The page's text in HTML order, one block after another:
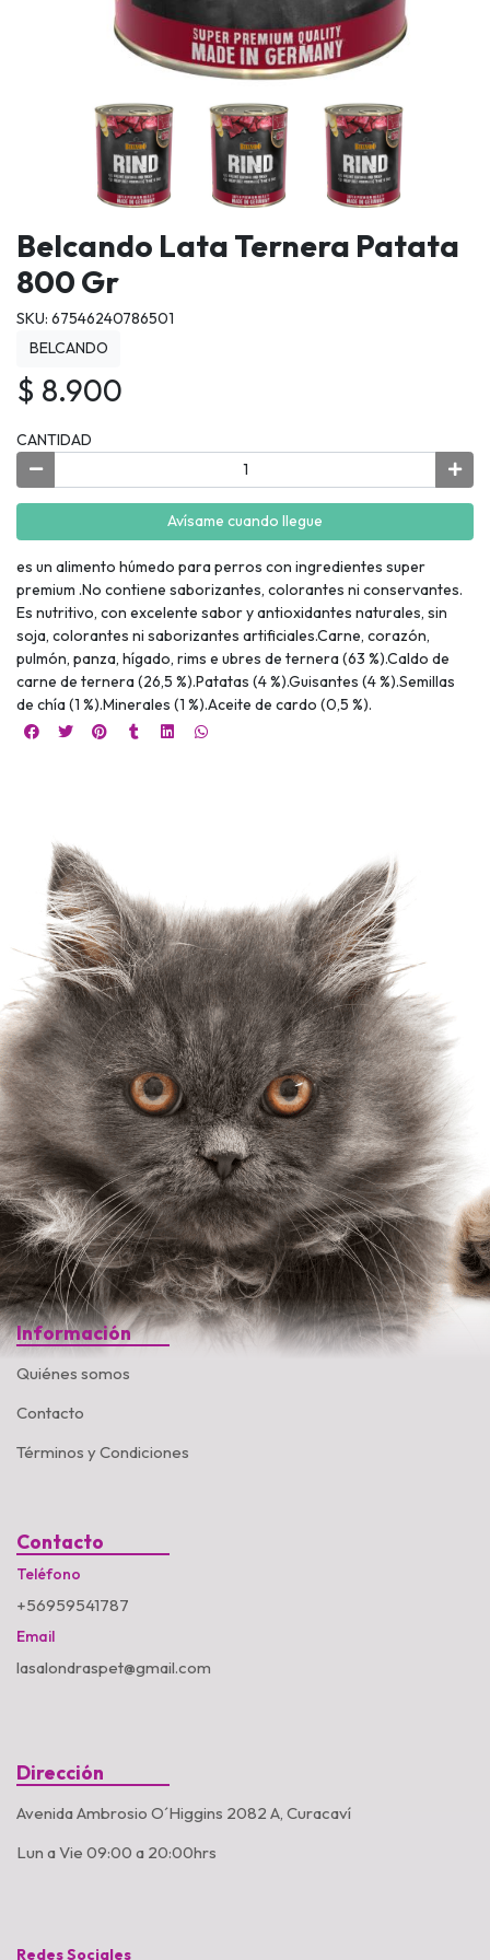
Belcando Lata Ternera Patata
800 Gr
SKU: 67546240786501
BELCANDO
$ 8.900
CANTIDAD
Avísame cuando llegue
es un alimento húmedo para perros con ingredientes super
premium .No contiene saborizantes, colorantes ni conservantes.
Es nutritivo, con excelente sabor y antioxidantes naturales, sin
soja, colorantes ni saborizantes artificiales.Carne, corazón,
pulmón, panza, hígado, rims e ubres de ternera (63 %).Caldo de
carne de ternera (26,5 %).Patatas (4 %).Guisantes (4 %).Semillas
de chía (1 %).Minerales (1 %).Aceite de cardo (0,5 %).
Información
Quiénes somos
Contacto
Términos y Condiciones
Contacto
Teléfono
+56959541787
Email
lasalondraspet@gmail.com
Dirección
Avenida Ambrosio O´Higgins 2082 A, Curacaví
Lun a Vie 09:00 a 20:00hrs
Redes Sociales